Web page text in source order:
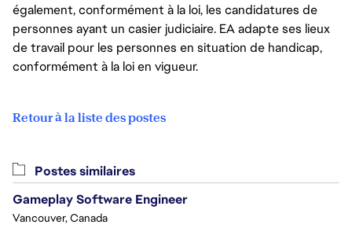
également, conformément à la loi, les candidatures de
personnes ayant un casier judiciaire. EA adapte ses lieux
de travail pour les personnes en situation de handicap,
conformément à la loi en vigueur.
Retour à la liste des postes
Postes similaires
Gameplay Software Engineer
Vancouver, Canada